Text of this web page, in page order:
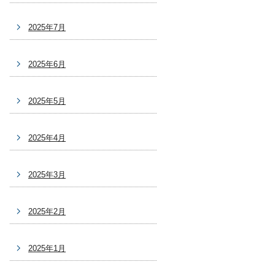
2025年7月
2025年6月
2025年5月
2025年4月
2025年3月
2025年2月
2025年1月